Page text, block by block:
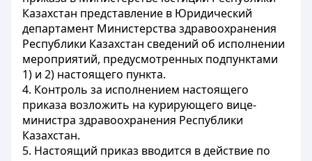
Казахстан представление в Юридический
департамент Министерства здравоохранения
Республики Казахстан сведений об исполнении
мероприятий, предусмотренных подпунктами
1) и 2) настоящего пункта.
4. Контроль за исполнением настоящего
приказа возложить на курирующего вице-
министра здравоохранения Республики
Казахстан.
5. Настоящий приказ вводится в действие по